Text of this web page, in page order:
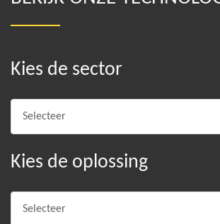
Kies de sector
Selecteer
Kies de oplossing
Selecteer